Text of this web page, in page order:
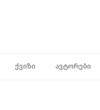
ᲥᲕᲘᲖᲘ ᲐᲕᲢᲝᲠᲔᲑᲘ